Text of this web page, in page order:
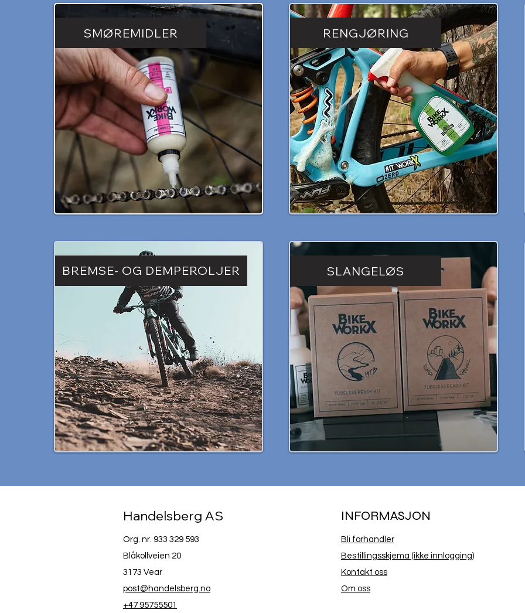
SMØREMIDLER RENGJØRING
BREMSE- OG DEMPEROLJER SLANGELØS
Handelsberg AS
Org. nr. 933 329 593
Blåkollveien 20
3173 Vear
post@handelsberg.no
INFORMASJON
Bli forhandler
Bestillingsskjema (ikke innlogging)
Kontakt oss
Om oss
+47 95755501